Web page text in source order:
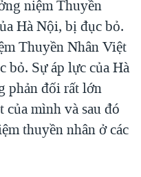
niệm Thuyền
Hà Nội, bị đục bỏ.
Thuyền Nhân Việt
bỏ. Sự áp lực của Hà
phản đối rất lớn
mình và sau đó
thuyền nhân ở các